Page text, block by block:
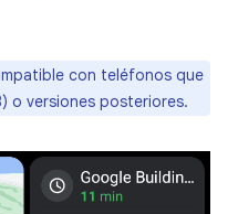
con teléfonos que
o versiones posteriores.